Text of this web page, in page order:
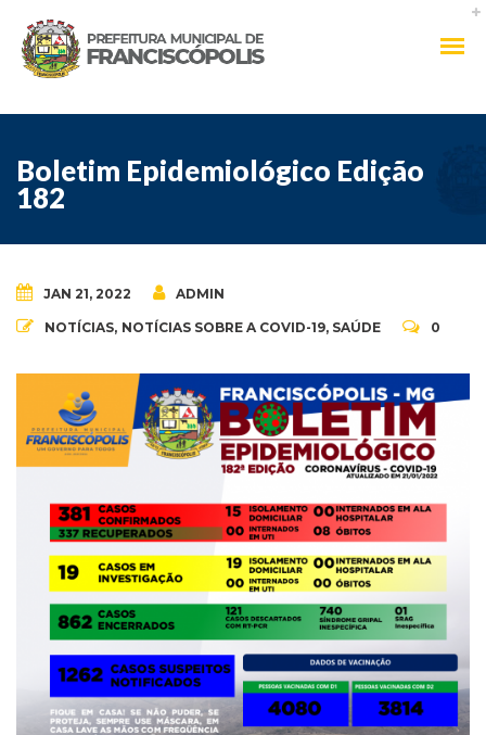
Boletim Epidemiológico Edição
182
JAN 21, 2022 ADMIN
NOTÍCIAS, NOTÍCIAS SOBRE A COVID-19, SAÚDE 0